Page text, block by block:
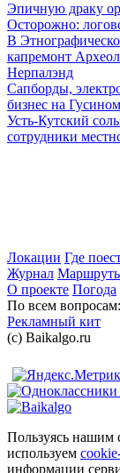
Эпичную драку
Осторожно:
В
капремонт
Нерпалэнд
Сапборды,
бизнес на
Усть-Кутский
сотрудники
Локации Где
Журнал
О проекте Погода
По всем вопросам:
Рекламный кит
(с) Baikalgo.ru
Пользуясь нашим
используем
информации